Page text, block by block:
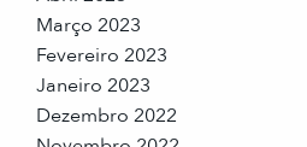
Março 2023
Fevereiro 2023
Janeiro 2023
Dezembro 2022